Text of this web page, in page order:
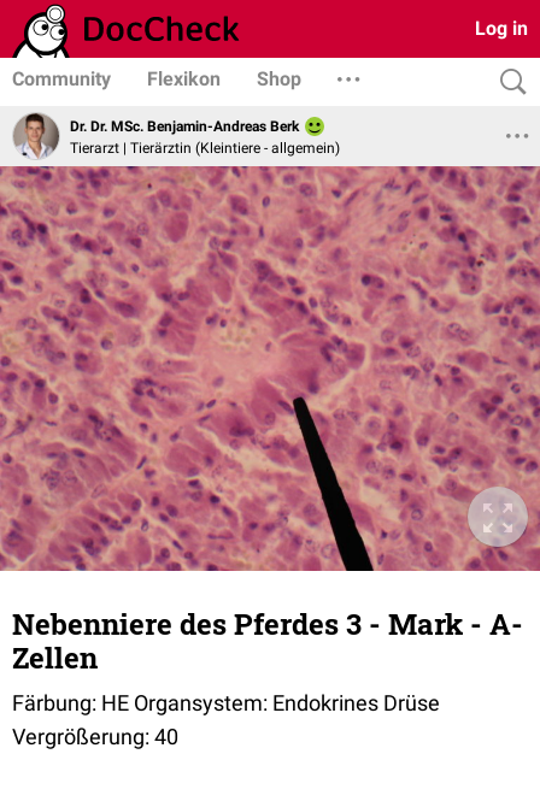
Log in
Community Flexikon Shop
Dr. Dr. MSc. Benjamin-Andreas Berk
Tierarzt | Tierärztin (Kleintiere - allgemein)
Nebenniere des Pferdes 3 - Mark - A-
Zellen
Färbung: HE Organsystem: Endokrines Drüse
Vergrößerung: 40